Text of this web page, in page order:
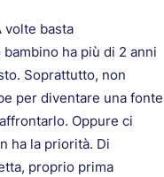
volte basta
ha più di 2 anni
Soprattutto, non
per diventare una fonte
Oppure ci
ha la priorità. Di
proprio prima